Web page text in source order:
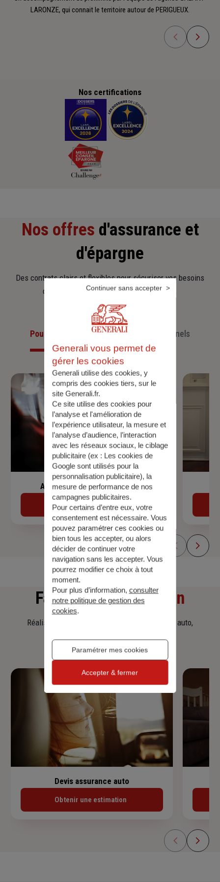
LARONZE, qui connait le territoire autour de PERIGUEUX.
Nos certifications
Nos offres d'assurance et
d'épargne
Des contrats clairs et flexibles pour sécuriser vos besoins
d’aujourd’hui et anticiper ceux de demain.
Pour les particuliersPour les professionnels
Assurance de prêt immobilier
Découvrir
Faitesune simulation
Réalisez une simulation tarifaire d'assurance, auto,
Devis assurance auto
Obtenir une estimation
Generali vous permet de
gérer les cookies
Generali utilise des cookies, y
compris des cookies tiers, sur le
site Generali.fr.
Ce site utilise des cookies pour
l’analyse et l'amélioration de
l’expérience utilisateur, la mesure et
l’analyse d’audience, l’interaction
avec les réseaux sociaux, le ciblage
publicitaire (ex : Les cookies de
Google sont utilisés pour la
personnalisation publicitaire), la
mesure de performance de nos
campagnes publicitaires.
Pour certains d’entre eux, votre
consentement est nécessaire. Vous
pouvez paramétrer ces cookies ou
bien tous les accepter, ou alors
décider de continuer votre
navigation sans les accepter. Vous
pourrez modifier ce choix à tout
moment.
Pour plus d’information, consulter
notre politique de gestion des
cookies.
Paramétrer mes cookies
Continuer sans accepter
Accepter & fermer